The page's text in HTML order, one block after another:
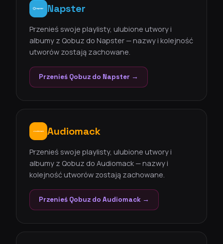
Napster
Przenieś swoje playlisty, ulubione utwory i
albumy z Qobuz do Napster — nazwy i kolejność
utworów zostają zachowane.
Przenieś Qobuz do Napster →
Audiomack
Przenieś swoje playlisty, ulubione utwory i
albumy z Qobuz do Audiomack — nazwy i
kolejność utworów zostają zachowane.
Przenieś Qobuz do Audiomack →